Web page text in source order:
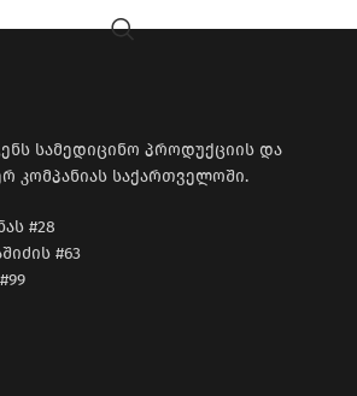
სამედიცინო პროდუქციის და
კომპანიას საქართველოში.
#28
#63